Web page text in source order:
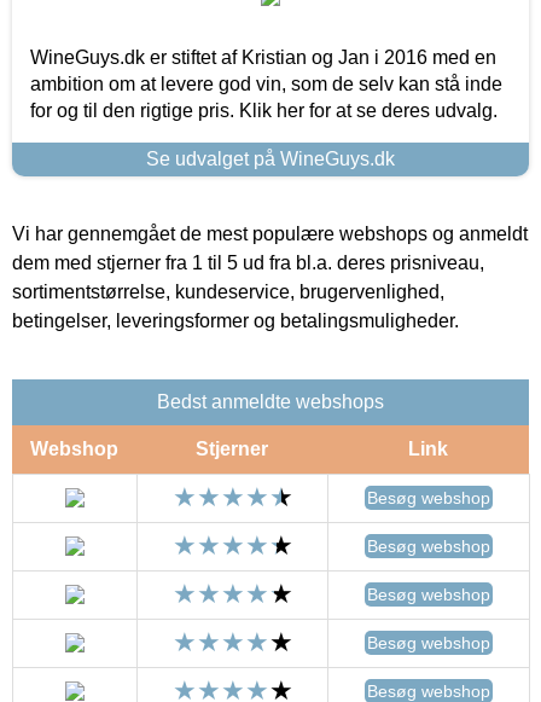
WineGuys.dk er stiftet af Kristian og Jan i 2016 med en
ambition om at levere god vin, som de selv kan stå inde
for og til den rigtige pris. Klik her for at se deres udvalg.
Se udvalget på WineGuys.dk
Vi har gennemgået de mest populære webshops og anmeldt
dem med stjerner fra 1 til 5 ud fra bl.a. deres prisniveau,
sortimentstørrelse, kundeservice, brugervenlighed,
betingelser, leveringsformer og betalingsmuligheder.
Bedst anmeldte webshops
Webshop Stjerner Link
Besøg webshop
Besøg webshop
Besøg webshop
Besøg webshop
Besøg webshop